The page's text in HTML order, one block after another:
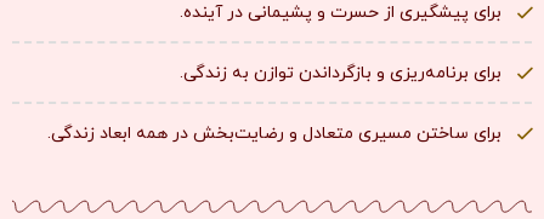
برای پیشگیری از حسرت و پشیمانی در آینده.
برای برنامه‌ریزی و بازگرداندن توازن به زندگی.
برای ساختن مسیری متعادل و رضایت‌بخش در همه ابعاد زندگی.